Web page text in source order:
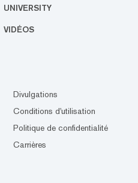
UNIVERSITY
VIDÉOS
Divulgations
Conditions d'utilisation
Politique de confidentialité
Carrières